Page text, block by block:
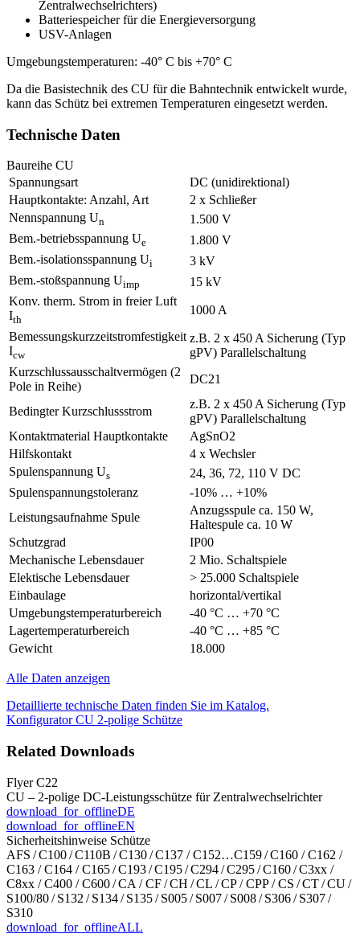
Zentralwechselrichters)
Batteriespeicher für die Energieversorgung
USV-Anlagen
Umgebungstemperaturen: -40° C bis +70° C
Da die Basistechnik des CU für die Bahntechnik entwickelt wurde,
kann das Schütz bei extremen Temperaturen eingesetzt werden.
Technische Daten
Baureihe CU
Spannungsart
DC (unidirektional)
Hauptkontakte: Anzahl, Art
2 x Schließer
Nennspannung Un
1.500 V
Bem.-betriebsspannung Ue
1.800 V
Bem.-isolationsspannung Ui
3 kV
Bem.-stoßspannung Uimp
15 kV
Konv. therm. Strom in freier Luft
Ith
1000 A
Bemessungskurzzeitstromfestigkeit
Icw
z.B. 2 x 450 A Sicherung (Typ
gPV) Parallelschaltung
Kurzschlussausschaltvermögen (2
Pole in Reihe)
DC21
Bedingter Kurzschlussstrom
z.B. 2 x 450 A Sicherung (Typ
gPV) Parallelschaltung
Kontaktmaterial Hauptkontakte
AgSnO2
Hilfskontakt
4 x Wechsler
Spulenspannung Us
24, 36, 72, 110 V DC
Spulenspannungstoleranz
-10% … +10%
Leistungsaufnahme Spule
Anzugsspule ca. 150 W,
Haltespule ca. 10 W
Schutzgrad
IP00
Mechanische Lebensdauer
2 Mio. Schaltspiele
Elektische Lebensdauer
> 25.000 Schaltspiele
Einbaulage
horizontal/vertikal
Umgebungstemperaturbereich
-40 °C … +70 °C
Lagertemperaturbereich
-40 °C … +85 °C
Gewicht
18.000
Alle Daten anzeigen
Detaillierte technische Daten finden Sie im Katalog.
Konfigurator CU 2-polige Schütze
Related Downloads
Flyer C22
CU – 2-polige DC-Leistungsschütze für Zentralwechselrichter
download_for_offlineDE
download_for_offlineEN
Sicherheitshinweise Schütze
AFS / C100 / C110B / C130 / C137 / C152…C159 / C160 / C162 /
C163 / C164 / C165 / C193 / C195 / C294 / C295 / C160 / C3xx /
C8xx / C400 / C600 / CA / CF / CH / CL / CP / CPP / CS / CT / CU /
S100/80 / S132 / S134 / S135 / S005 / S007 / S008 / S306 / S307 /
S310
download_for_offlineALL